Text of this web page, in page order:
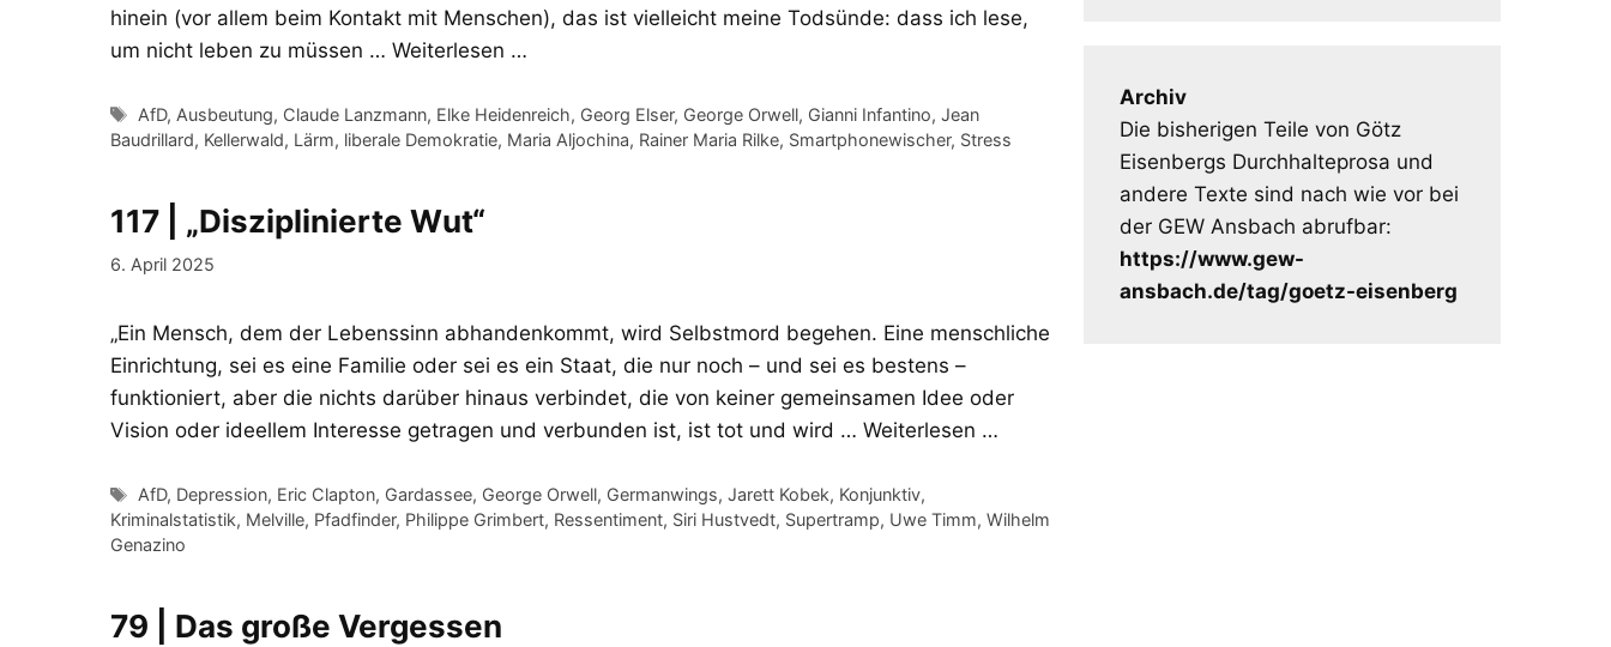
hinein (vor allem beim Kontakt mit Menschen), das ist vielleicht meine Todsünde: dass ich lese,
um nicht leben zu müssen … Weiterlesen …
Schlagwörter
AfD, Ausbeutung, Claude Lanzmann, Elke Heidenreich, Georg Elser, George Orwell, Gianni Infantino,Jean
Baudrillard, Kellerwald, Lärm, liberale Demokratie, Maria Aljochina, Rainer Maria Rilke, Smartphonewischer, Stress
117 | „Disziplinierte Wut“
6. April 2025
„Ein Mensch, dem der Lebenssinn abhandenkommt, wird Selbstmord begehen. Eine menschliche
Einrichtung, sei es eine Familie oder sei es ein Staat, die nur noch – und sei es bestens –
funktioniert, aber die nichts darüber hinaus verbindet, die von keiner gemeinsamen Idee oder
Vision oder ideellem Interesse getragen und verbunden ist, ist tot und wird … Weiterlesen …
Schlagwörter
AfD, Depression, Eric Clapton, Gardassee, George Orwell, Germanwings,Jarett Kobek, Konjunktiv,
Kriminalstatistik, Melville, Pfadfinder, Philippe Grimbert, Ressentiment, Siri Hustvedt, Supertramp, Uwe Timm, Wilhelm
Genazino
79 | Das große Vergessen
Archiv
Die bisherigen Teile von Götz
Eisenbergs Durchhalteprosa und
andere Texte sind nach wie vor bei
der GEW Ansbach abrufbar:
https://www.gew-
ansbach.de/tag/goetz-eisenberg